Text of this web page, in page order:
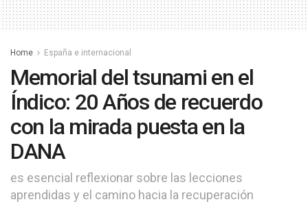
Home España e internacional
Memorial del tsunami en el
Índico: 20 Años de recuerdo
con la mirada puesta en la
DANA
es esencial reflexionar sobre las lecciones
aprendidas y el camino hacia la recuperación